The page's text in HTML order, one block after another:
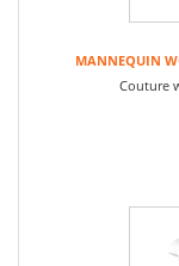
MANNEQUIN
Couture